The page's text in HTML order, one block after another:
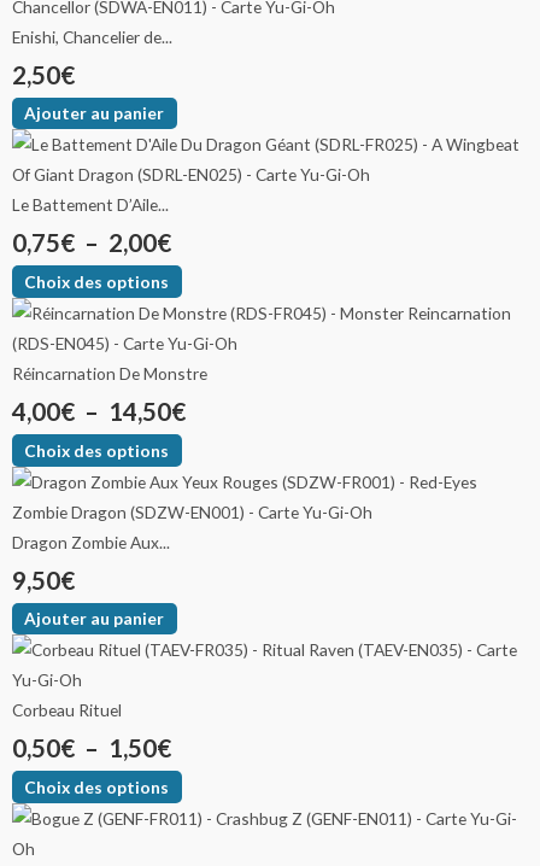
Enishi, Chancelier de...
2,50€
Ajouter au panier
Le Battement D’Aile...
0,75€ – 2,00€
Choix des options
Réincarnation De Monstre
4,00€ – 14,50€
Choix des options
Dragon Zombie Aux...
9,50€
Ajouter au panier
Corbeau Rituel
0,50€ – 1,50€
Choix des options